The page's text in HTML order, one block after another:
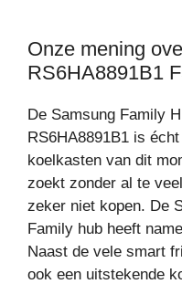
Onze mening
RS6HA8891B1
De Samsung Family
RS6HA8891B1 is
koelkasten van dit
zoekt zonder al te
zeker niet kopen. De
Family hub heeft
Naast de vele smart
ook een uitstekende